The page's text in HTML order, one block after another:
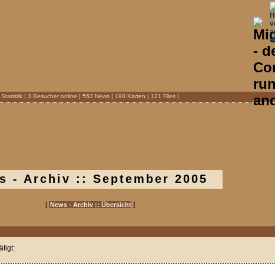
Statistik | 3 Besucher online | 563 News | 190 Karten | 121 Files |
- Archiv :: September 2005
[ News - Archiv :: Übersicht ]